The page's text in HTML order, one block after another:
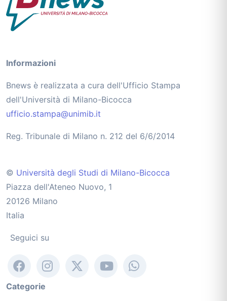
Informazioni
Bnews è realizzata a cura dell'Ufficio Stampa
dell'Università di Milano-Bicocca
ufficio.stampa@unimib.it
Reg. Tribunale di Milano n. 212 del 6/6/2014
© Università degli Studi di Milano-Bicocca
Piazza dell'Ateneo Nuovo, 1
20126 Milano
Italia
Seguici su
Categorie